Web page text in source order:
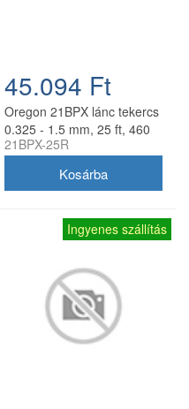
45.094 Ft
Oregon 21BPX lánc tekercs
0.325 - 1.5 mm, 25 ft, 460
szem
21BPX-25R
Ingyenes szállítás